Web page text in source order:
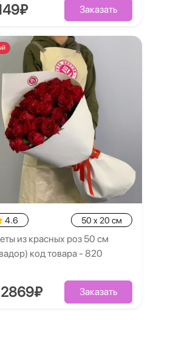
Заказать
4.6 50 x 20 см
из красных роз 50 см
код товара - 820
2869₽ Заказать